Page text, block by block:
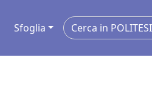
Sfoglia